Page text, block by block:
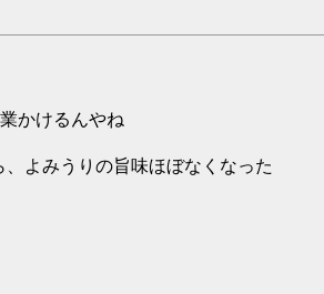
かけるんやね
よみうりの旨味ほぼなくなった